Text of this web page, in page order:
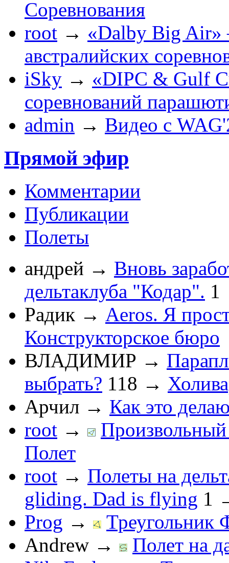
Соревнования
root → «Dalby Big Air»
австралийских
iSky → «DIPC & Gulf
соревнований
admin → Видео с
Прямой эфир
Комментарии
Публикации
Полеты
андрей → Вновь
дельтаклуба "Кодар". 1
Радик → Aeros. Я
Конструкторское бюро
ВЛАДИМИР →
выбрать? 118 →
Арчил → Как это
root →
Полет
root → Полеты на
gliding. Dad is flying 1
Prog →
Andrew →
Полет на